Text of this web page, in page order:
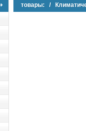
товары: /